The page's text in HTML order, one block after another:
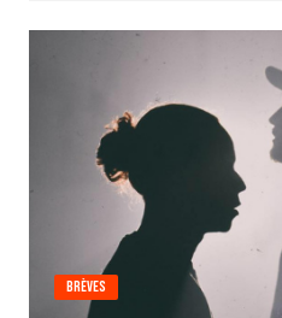
Brèves